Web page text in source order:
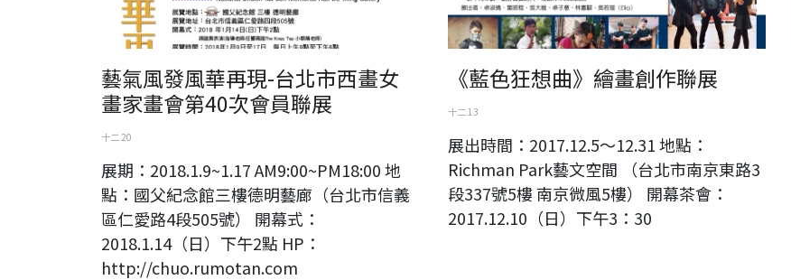
藝氣風發風華再現-台北市西畫女
畫家畫會第40次會員聯展
十二 20
展期：2018.1.9~1.17 AM9:00~PM18:00 地
點：國父紀念館三樓德明藝廊（台北市信義
區仁愛路4段505號） 開幕式：
2018.1.14（日）下午2點 HP：
http://chuo.rumotan.com
《藍色狂想曲》繪畫創作聯展
十二 13
展出時間：2017.12.5～12.31 地點：
Richman Park藝文空間 （台北市南京東路3
段337號5樓 南京微風5樓） 開幕茶會：
2017.12.10（日）下午3：30